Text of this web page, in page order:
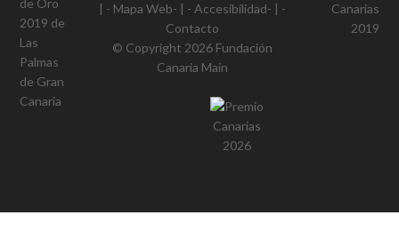
| - Mapa Web- | - Accesibilidad- | -
Contacto
© Copyright 2026 Fundación
Canaria Main